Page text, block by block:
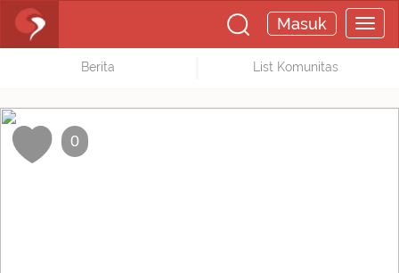
Masuk
Berita List Komunitas
0